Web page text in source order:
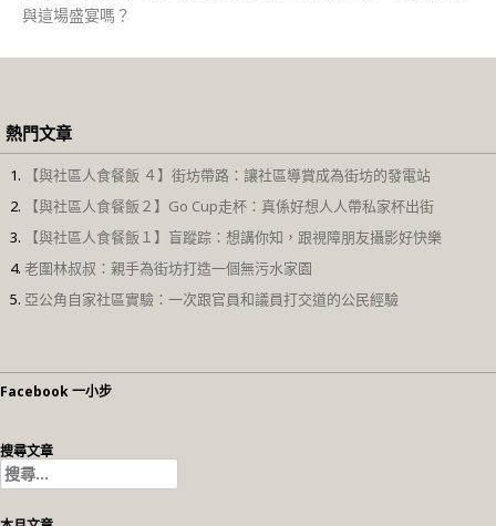
與這場盛宴嗎？
熱門文章
【與社區人食餐飯 ４】街坊帶路：讓社區導賞成為街坊的發電站
【與社區人食餐飯２】Go Cup走杯：真係好想人人帶私家杯出街
【與社區人食餐飯１】盲蹤踪：想講你知，跟視障朋友攝影好快樂
老圍林叔叔：親手為街坊打造一個無污水家園
亞公角自家社區實驗：一次跟官員和議員打交道的公民經驗
Facebook 一小步
搜尋文章
搜
尋
關